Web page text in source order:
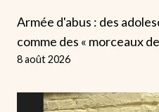
Armée d'abus : des
comme des « morceaux
8 août 2026